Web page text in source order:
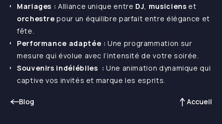
Mariages : Alliance unique entre DJ, musiciens et
orchestre pour un équilibre parfait entre élégance et
fête.
Performance adaptée : Une programmation sur
mesure qui évolue avec l’intensité de votre soirée.
Souvenirs indélébiles : Une animation dynamique qui
captive vos invités et marque les esprits.
Blog Accueil